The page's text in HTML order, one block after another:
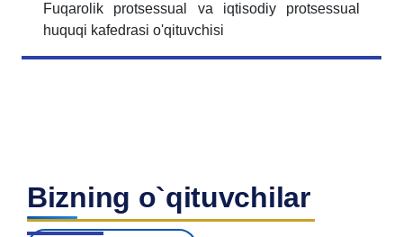
Fuqarolik protsessual va iqtisodiy protsessual
huquqi kafedrasi o'qituvchisi
Bizning o`qituvchilar